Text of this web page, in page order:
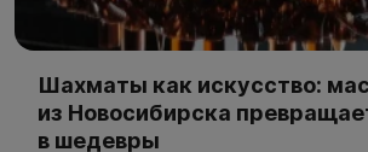
Шахматы как искусство:
из Новосибирска
в шедевры